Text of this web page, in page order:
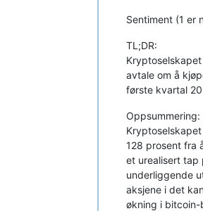
Sentiment (1 er
TL;DR:
avtale om å
første kvartal
Oppsummering:
128 prosent fra
et urealisert tap
underliggende
aksjene i det
økning i bitcoin-